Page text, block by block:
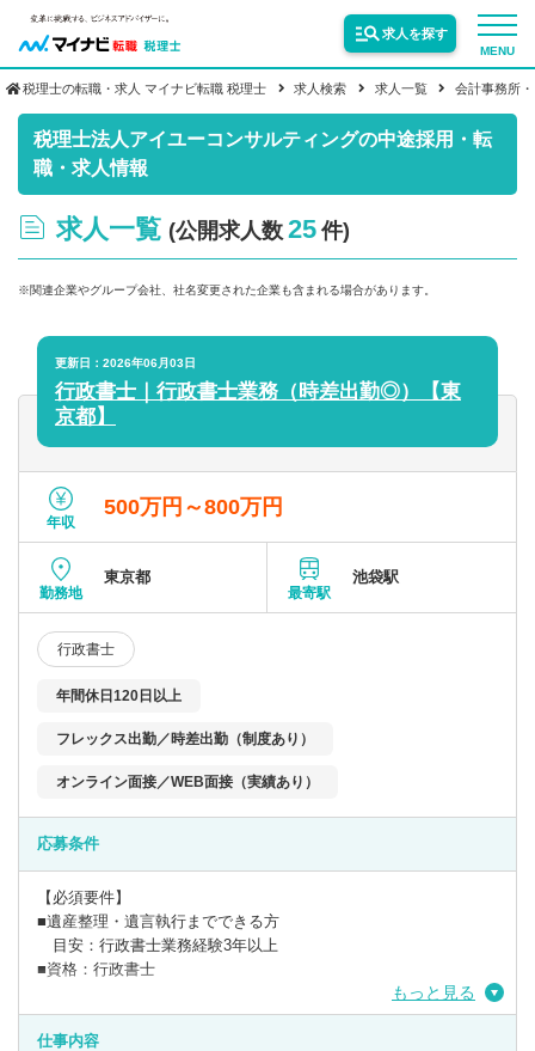
MENU
求人を探す
サービス紹介
業界情報
求人情報
税理士の転職・求人 マイナビ転職 税理士 求人検索 求人一覧 会計事務所
税理士法人アイユーコンサルティングの中途採用・転
職・求人情報
求人一覧 (公開求人数 25 件)
※関連企業やグループ会社、社名変更された企業も含まれる場合があります。
更新日：2026年06月03日
行政書士｜行政書士業務（時差出勤◎）【東
京都】
年収
500万円～800万円
勤務地
東京都
最寄駅
池袋駅
行政書士
年間休日120日以上
フレックス出勤／時差出勤（制度あり）
オンライン面接／WEB面接（実績あり）
応募条件
【必須要件】
■遺産整理・遺言執行までできる方
目安：行政書士業務経験3年以上
■資格：行政書士
もっと見る
仕事内容